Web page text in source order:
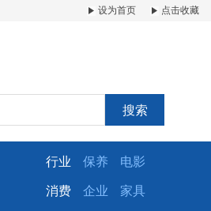
设为首页 点击收藏
搜索
行业 保养 电影
消费 企业 家具